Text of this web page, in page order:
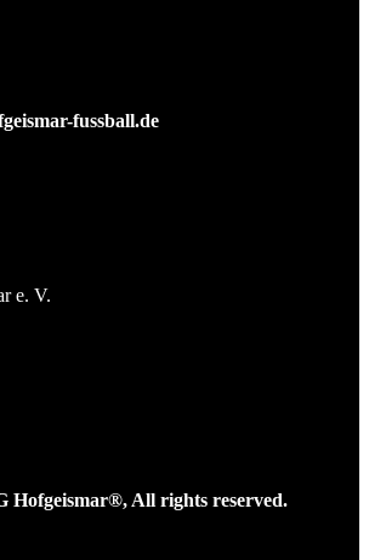
fussball.de
e. V.
Hofgeismar®, All rights reserved.